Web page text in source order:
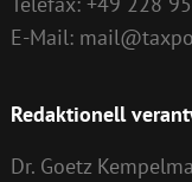
E-Mail:
Redaktionell
Dr. Goetz